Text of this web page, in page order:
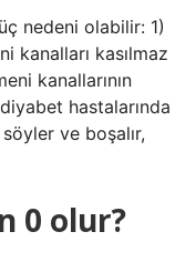
nedeni olabilir: 1)
kanalları kasılmaz
kanallarının
hastalarında
ve boşalır,
0 olur?